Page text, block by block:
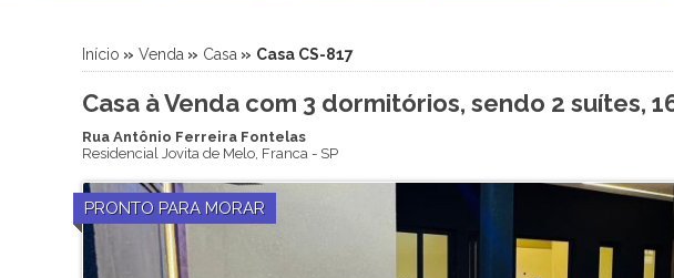
Início » Venda » Casa » Casa CS-817
Casa à Venda com 3 dormitórios, sendo 2 suítes,
Rua Antônio Ferreira Fontelas
Residencial Jovita de Melo, Franca- SP
PRONTO PARA MORAR